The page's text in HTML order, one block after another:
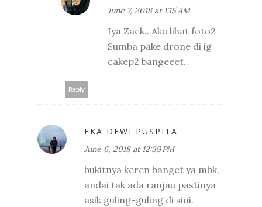
June 7, 2018 at 1:15 AM
Iya Zack.. Aku lihat foto2
Sumba pake drone di ig
cakep2 bangeeet..
Reply
EKA DEWI PUSPITA
June 6, 2018 at 12:39 PM
bukitnya keren banget ya mbk,
andai tak ada ranjau pastinya
asik guling-guling di sini.